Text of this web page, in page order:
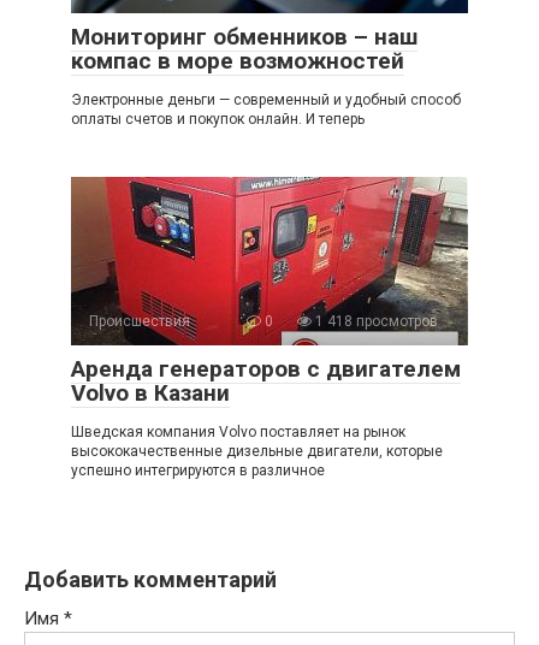
Мониторинг обменников – наш
компас в море возможностей
Электронные деньги — современный и удобный способ
оплаты счетов и покупок онлайн. И теперь
Происшествия 0 1 418 просмотров
Аренда генераторов с двигателем
Volvo в Казани
Шведская компания Volvo поставляет на рынок
высококачественные дизельные двигатели, которые
успешно интегрируются в различное
Добавить комментарий
Имя *